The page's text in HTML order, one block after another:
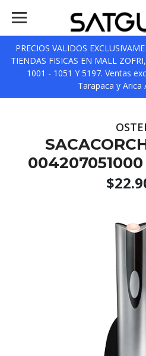
PRECIOS VALIDOS
TIENDAS FISICAS EN MALL
1001 - 1051 Y 5197. Ventas
Tarapaca y Arica
004207051000